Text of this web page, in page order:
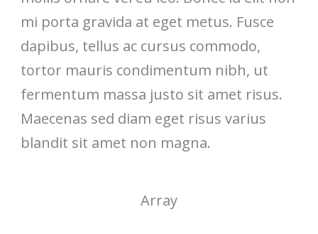
mi porta gravida at eget metus. Fusce
dapibus, tellus ac cursus commodo,
tortor mauris condimentum nibh, ut
fermentum massa justo sit amet risus.
Maecenas sed diam eget risus varius
blandit sit amet non magna.
Array